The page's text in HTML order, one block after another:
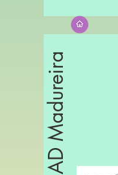
AD Madureira